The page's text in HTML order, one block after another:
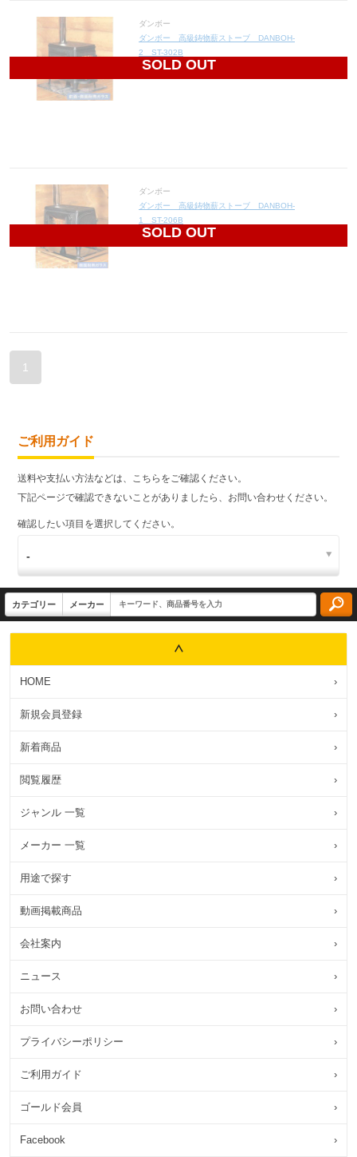
SOLD OUT
ダンボー
ダンボー 高級鋳物薪ストーブ DANBOH-
2 ST-302B
49,200
SOLD OUT
ダンボー
ダンボー 高級鋳物薪ストーブ DANBOH-
1 ST-206B
49,200
1
ご利用ガイド
送料や支払い方法などは、こちらをご確認ください。
下記ページで確認できないことがありましたら、お問い合わせください。
確認したい項目を選択してください。
HOME ›
新規会員登録 ›
新着商品 ›
閲覧履歴 ›
ジャンル 一覧 ›
メーカー 一覧 ›
用途で探す ›
動画掲載商品 ›
会社案内 ›
ニュース ›
お問い合わせ ›
プライバシーポリシー ›
ご利用ガイド ›
ゴールド会員 ›
Facebook ›